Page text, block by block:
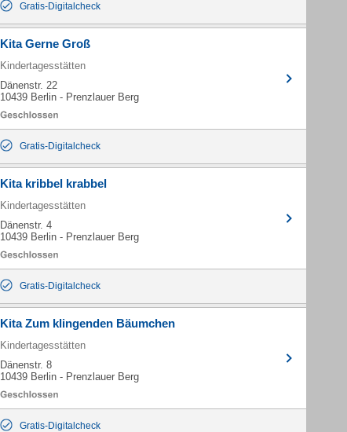
Gratis-Digitalcheck
Kita Gerne Groß
Kindertagesstätten
Dänenstr. 22
10439 Berlin - Prenzlauer Berg
Gratis-Digitalcheck
Kita kribbel krabbel
Kindertagesstätten
Dänenstr. 4
10439 Berlin - Prenzlauer Berg
Gratis-Digitalcheck
Kita Zum klingenden Bäumchen
Kindertagesstätten
Dänenstr. 8
10439 Berlin - Prenzlauer Berg
Gratis-Digitalcheck